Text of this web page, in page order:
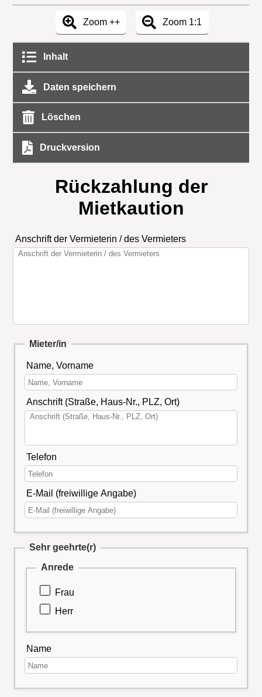
Zoom ++ Zoom 1:1
Inhalt
Daten speichern
Löschen
Druckversion
Rückzahlung der
Mietkaution
Anschrift der Vermieterin / des Vermieters
Mieter/in
Name, Vorname
Anschrift (Straße, Haus-Nr., PLZ, Ort)
Telefon
E-Mail (freiwillige Angabe)
Sehr geehrte(r)
Anrede
Frau
Herr
Name